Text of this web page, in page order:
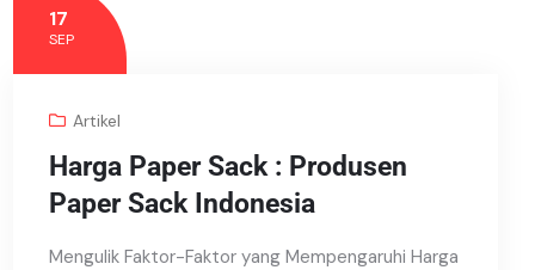
17
SEP
Artikel
Harga Paper Sack : Produsen
Paper Sack Indonesia
Mengulik Faktor-Faktor yang Mempengaruhi Harga